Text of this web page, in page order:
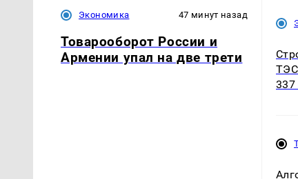
Экономика 47 минут назад
Товарооборот России и
Армении упал на две трети